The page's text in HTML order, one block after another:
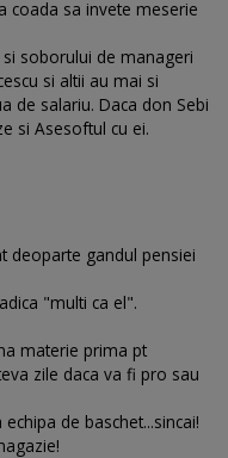
coada sa invete meserie
soborului de manageri
si altii au mai si
de salariu. Daca don Sebi
si Asesoftul cu ei.
deoparte gandul pensiei
"multi ca el".
materie prima pt
zile daca va fi pro sau
de baschet...sincai!